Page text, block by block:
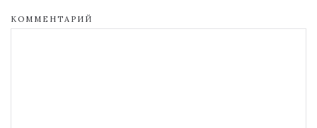
КОММЕНТАРИЙ